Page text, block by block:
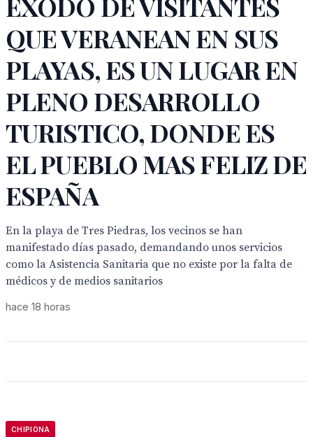
QUE VERANEAN EN SUS
PLAYAS, ES UN LUGAR EN
PLENO DESARROLLO
TURISTICO, DONDE ES
EL PUEBLO MAS FELIZ DE
ESPAÑA
En la playa de Tres Piedras, los vecinos se han
manifestado días pasado, demandando unos servicios
como la Asistencia Sanitaria que no existe por la falta de
médicos y de medios sanitarios
hace 18 horas
CHIPIONA